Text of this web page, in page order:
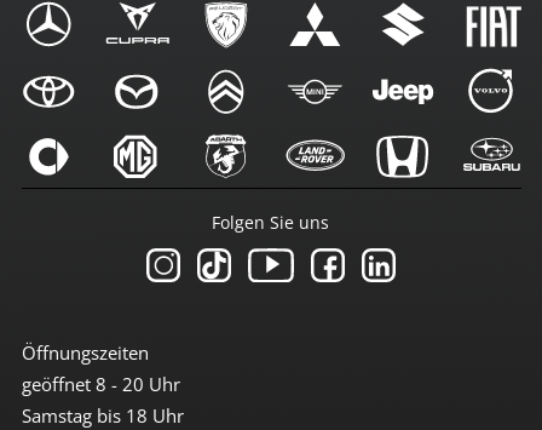
Öffnungszeiten
geöffnet 8 - 20 Uhr
Samstag bis 18 Uhr
Folgen Sie uns